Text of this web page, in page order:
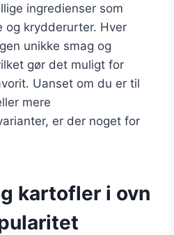
ingredienser som
og krydderurter. Hver
unikke smag og
gør det muligt for
Uanset om du er til
mere
er der noget for
kartofler i ovn